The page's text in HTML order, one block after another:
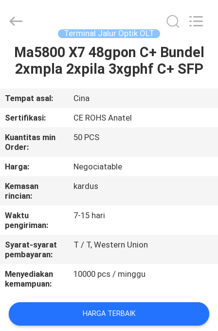
RUMAH
TENTANG
KAMI
TUR
PABRIK
KONTROL
KUALITAS
HUBUNGI
KAMI
PERMINTAAN
PENAWARAN
LIMITED.
Terminal Jalur Optik OLT
Ma5800 X7 48gpon C+ Bundel
2xmpla 2xpila 3xgphf C+ SFP
Tempat asal:
Cina
Sertifikasi:
CE ROHS Anatel
Kuantitas min
Order:
50 PCS
Harga:
Negociatable
Kemasan
rincian:
kardus
Waktu
pengiriman:
7-15 hari
Syarat-syarat
pembayaran:
T / T, Western Union
Menyediakan
kemampuan:
10000 pcs / minggu
HARGA TERBAIK